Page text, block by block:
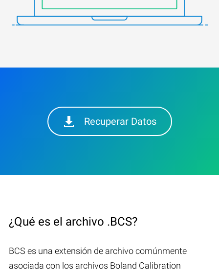
Recuperar Datos
¿Qué es el archivo .BCS?
BCS es una extensión de archivo comúnmente
asociada con los archivos Boland Calibration